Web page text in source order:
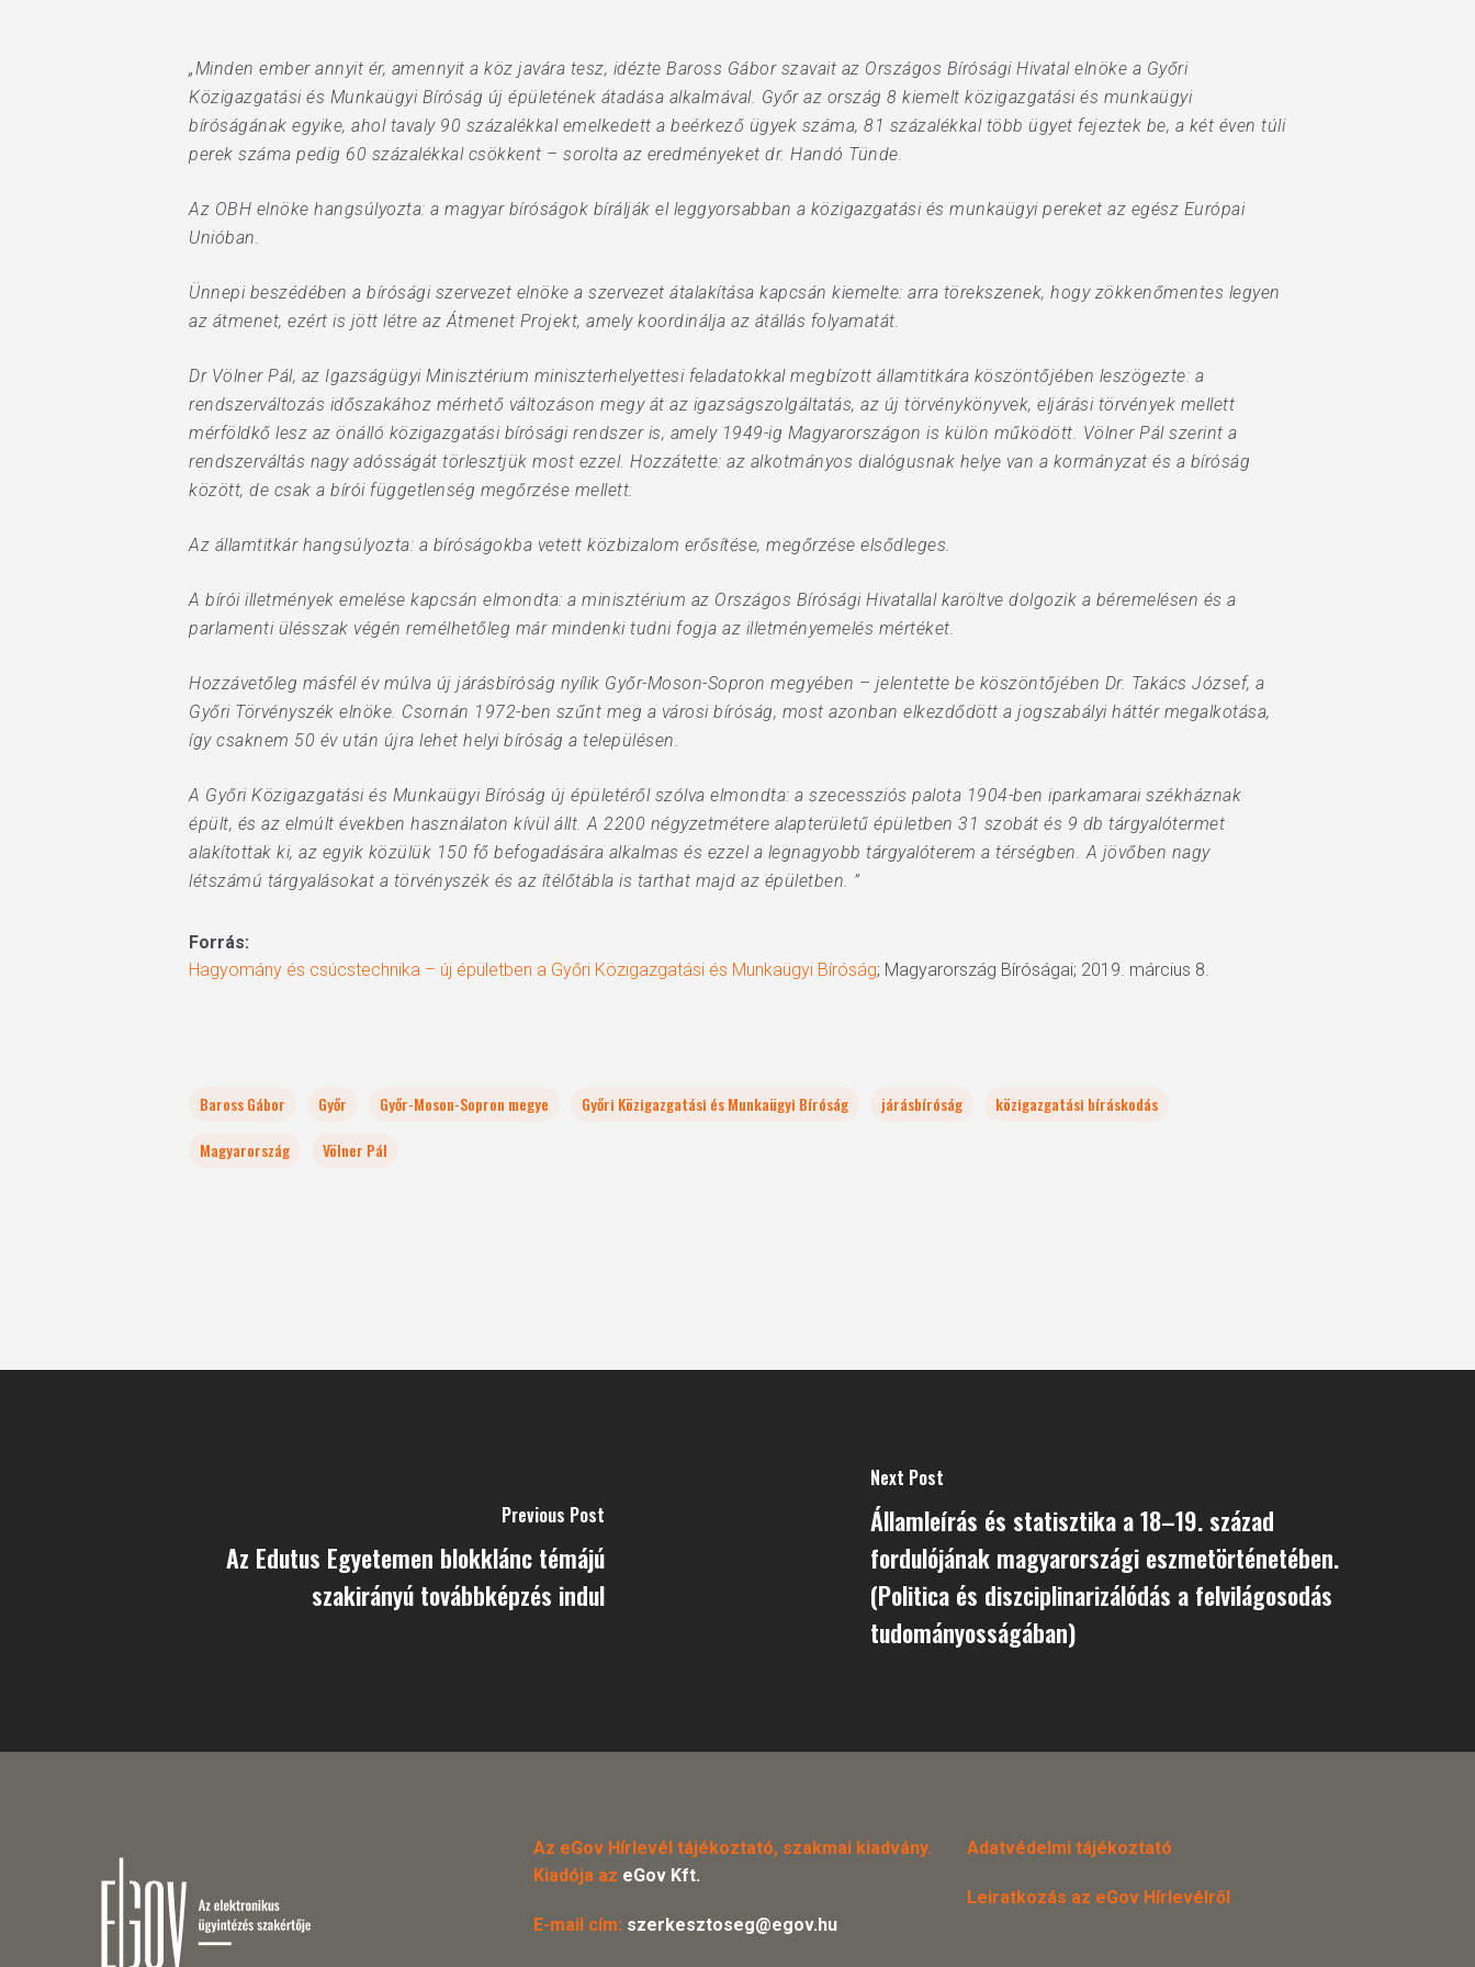
„Minden ember annyit ér, amennyit a köz javára tesz, idézte Baross Gábor szavait az Országos Bírósági Hivatal elnöke a Győri
Közigazgatási és Munkaügyi Bíróság új épületének átadása alkalmával. Győr az ország 8 kiemelt közigazgatási és munkaügyi
bíróságának egyike, ahol tavaly 90 százalékkal emelkedett a beérkező ügyek száma, 81 százalékkal több ügyet fejeztek be, a két éven túli
perek száma pedig 60 százalékkal csökkent – sorolta az eredményeket dr. Handó Tünde.
Az OBH elnöke hangsúlyozta: a magyar bíróságok bírálják el leggyorsabban a közigazgatási és munkaügyi pereket az egész Európai
Unióban.
Ünnepi beszédében a bírósági szervezet elnöke a szervezet átalakítása kapcsán kiemelte: arra törekszenek, hogy zökkenőmentes legyen
az átmenet, ezért is jött létre az Átmenet Projekt, amely koordinálja az átállás folyamatát.
Dr Völner Pál, az Igazságügyi Minisztérium miniszterhelyettesi feladatokkal megbízott államtitkára köszöntőjében leszögezte: a
rendszerváltozás időszakához mérhető változáson megy át az igazságszolgáltatás, az új törvénykönyvek, eljárási törvények mellett
mérföldkő lesz az önálló közigazgatási bírósági rendszer is, amely 1949-ig Magyarországon is külön működött. Völner Pál szerint a
rendszerváltás nagy adósságát törlesztjük most ezzel. Hozzátette: az alkotmányos dialógusnak helye van a kormányzat és a bíróság
között, de csak a bírói függetlenség megőrzése mellett.
Az államtitkár hangsúlyozta: a bíróságokba vetett közbizalom erősítése, megőrzése elsődleges.
A bírói illetmények emelése kapcsán elmondta: a minisztérium az Országos Bírósági Hivatallal karöltve dolgozik a béremelésen és a
parlamenti ülésszak végén remélhetőleg már mindenki tudni fogja az illetményemelés mértéket.
Hozzávetőleg másfél év múlva új járásbíróság nyílik Győr-Moson-Sopron megyében – jelentette be köszöntőjében Dr. Takács József, a
Győri Törvényszék elnöke. Csornán 1972-ben szűnt meg a városi bíróság, most azonban elkezdődött a jogszabályi háttér megalkotása,
így csaknem 50 év után újra lehet helyi bíróság a településen.
A Győri Közigazgatási és Munkaügyi Bíróság új épületéről szólva elmondta: a szecessziós palota 1904-ben iparkamarai székháznak
épült, és az elmúlt években használaton kívül állt. A 2200 négyzetmétere alapterületű épületben 31 szobát és 9 db tárgyalótermet
alakítottak ki, az egyik közülük 150 fő befogadására alkalmas és ezzel a legnagyobb tárgyalóterem a térségben. A jövőben nagy
létszámú tárgyalásokat a törvényszék és az ítélőtábla is tarthat majd az épületben. ”
Forrás:
Hagyomány és csúcstechnika – új épületben a Győri Közigazgatási és Munkaügyi Bíróság; Magyarország Bíróságai; 2019. március 8.
Baross Gábor Győr Győr-Moson-Sopron megye Győri Közigazgatási és Munkaügyi Bíróság járásbíróság
közigazgatási bíráskodás
Magyarország
Völner Pál
Previous Post
Az Edutus Egyetemen blokklánc témájú
szakirányú továbbképzés indul
Next Post
Államleírás és statisztika a 18–19. század
fordulójának magyarországi eszmetörténetében.
(Politica és diszciplinarizálódás a felvilágosodás
tudományosságában)
Az eGov Hírlevél tájékoztató, szakmai kiadvány.
Kiadója az eGov Kft.
E-mail cím: szerkesztoseg@egov.hu
Adatvédelmi tájékoztató
Leiratkozás az eGov Hírlevélről